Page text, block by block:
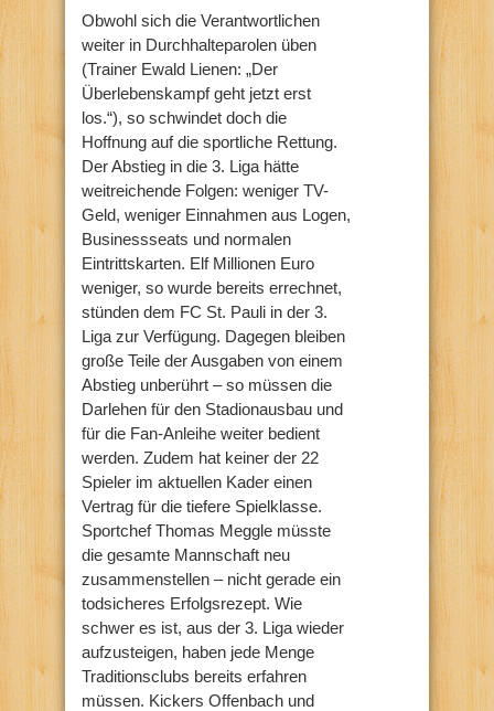
Obwohl sich die Verantwortlichen
weiter in Durchhalteparolen üben
(Trainer Ewald Lienen: „Der
Überlebenskampf geht jetzt erst
los.“), so schwindet doch die
Hoffnung auf die sportliche Rettung.
Der Abstieg in die 3. Liga hätte
weitreichende Folgen: weniger TV-
Geld, weniger Einnahmen aus Logen,
Businessseats und normalen
Eintrittskarten. Elf Millionen Euro
weniger, so wurde bereits errechnet,
stünden dem FC St. Pauli in der 3.
Liga zur Verfügung. Dagegen bleiben
große Teile der Ausgaben von einem
Abstieg unberührt – so müssen die
Darlehen für den Stadionausbau und
für die Fan-Anleihe weiter bedient
werden. Zudem hat keiner der 22
Spieler im aktuellen Kader einen
Vertrag für die tiefere Spielklasse.
Sportchef Thomas Meggle müsste
die gesamte Mannschaft neu
zusammenstellen – nicht gerade ein
todsicheres Erfolgsrezept. Wie
schwer es ist, aus der 3. Liga wieder
aufzusteigen, haben jede Menge
Traditionsclubs bereits erfahren
müssen. Kickers Offenbach und